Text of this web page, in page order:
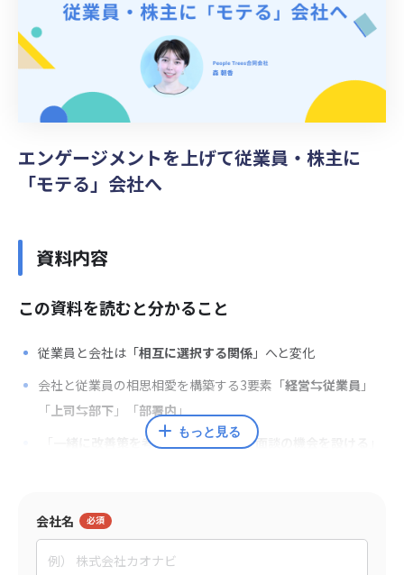
エンゲージメントを上げて従業員・株主に
「モテる」会社へ
資料内容
この資料を読むと分かること
従業員と会社は「相互に選択する関係 」へと変化
会社と従業員の相思相愛を構築する3要素「経営⇆従業員 」
「上司⇆部下 」「部署内」
一緒に改善策を考える」「経営層と面談の機会を設ける
監修者
もっと見る
会社名